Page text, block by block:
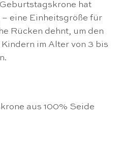
hat
– eine Einheitsgröße für
Rücken dehnt, um den
im Alter von 3 bis
aus 100% Seide